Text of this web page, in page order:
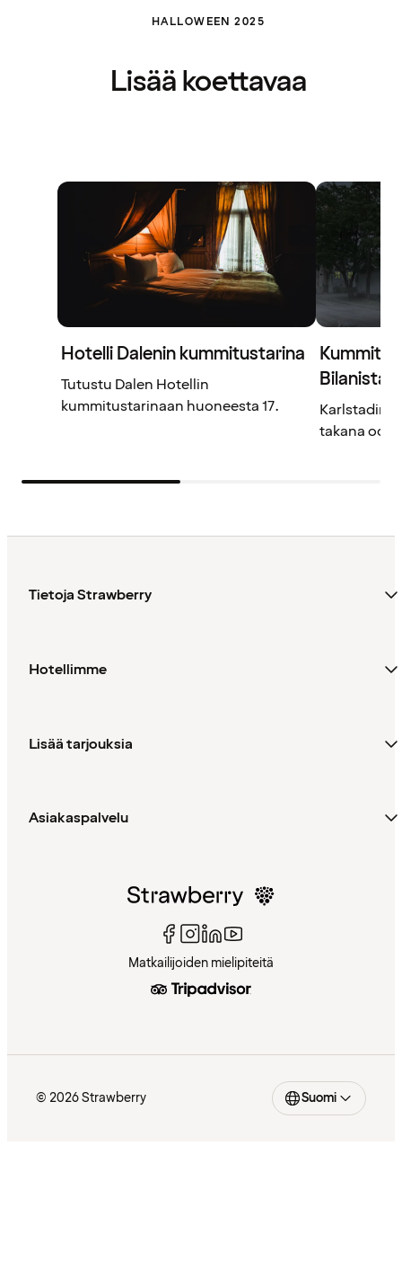
HALLOWEEN 2025
Lisää koettavaa
Hotelli Dalenin kummitustarina
Tutustu Dalen Hotellin
kummitustarinaan huoneesta 17.
Bilanista
Karlstadin
takana
Tietoja Strawberry
Hotellimme
Lisää tarjouksia
Asiakaspalvelu
Matkailijoiden mielipiteitä
© 2026 Strawberry Suomi